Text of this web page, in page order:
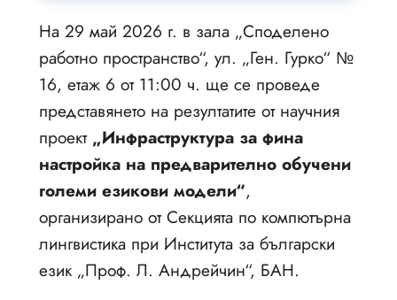
На 29 май 2026 г. в зала „Споделено
работно пространство“, ул. „Ген. Гурко“ №
16, етаж 6 от 11:00 ч. ще се проведе
представянето на резултатите от научния
проект „Инфраструктура за фина
настройка на предварително обучени
големи езикови модели“,
организирано от Секцията по компютърна
лингвистика при Института за български
език „Проф. Л. Андрейчин“, БАН.